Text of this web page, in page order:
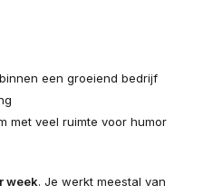
een groeiend bedrijf
met veel ruimte voor humor
week. Je werkt meestal van